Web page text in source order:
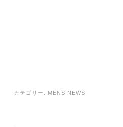
カテゴリー: MENS NEWS